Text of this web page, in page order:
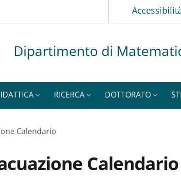
Dipartimento di
RICERCA DOTTORATO
Calendario
Calendario